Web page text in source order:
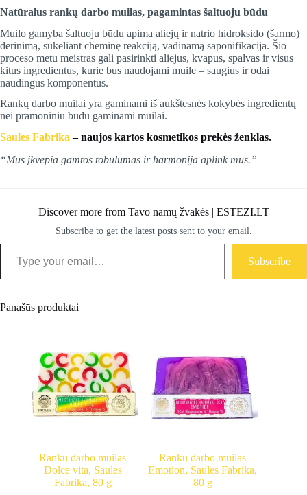
Natūralus rankų darbo muilas, pagamintas šaltuoju būdu
Muilo gamyba šaltuoju būdu apima aliejų ir natrio hidroksido (šarmo)
derinimą, sukeliant cheminę reakciją, vadinamą saponifikacija. Šio
proceso metu meistras gali pasirinkti aliejus, kvapus, spalvas ir visus
kitus ingredientus, kurie bus naudojami muile – saugius ir odai
naudingus komponentus.
Rankų darbo muilai yra gaminami iš aukštesnės kokybės ingredientų
nei pramoniniu būdu gaminami muilai.
Saules Fabrika – naujos kartos kosmetikos prekės ženklas.
“Mus įkvepia gamtos tobulumas ir harmonija aplink mus.”
Discover more from Tavo namų žvakės | ESTEZI.LT
Subscribe to get the latest posts sent to your email.
Type your email…
Subscribe
Panašūs produktai
Rankų darbo muilas
Dolce vita, Saules
Fabrika, 80 g
Rankų darbo muilas
Emotion, Saules Fabrika,
80 g